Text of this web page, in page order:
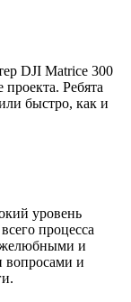
DJI Matrice 300
Ребята
быстро, как и
уровень
процесса
и
и